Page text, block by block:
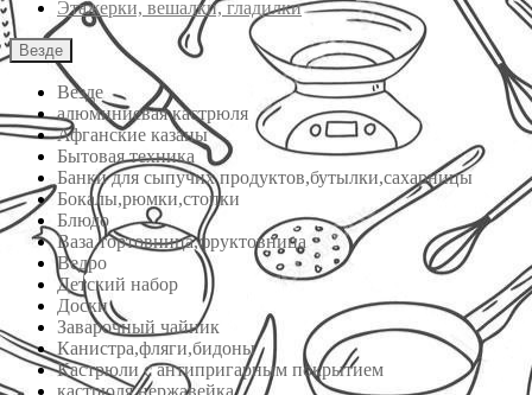
Этажерки, вешалки, гладилки
Везде
Везде
алюминиевая кастрюля
Афганские казаны
Бытовая техника
Банки для сыпучих продуктов,бутылки,сахарницы
Бокалы,рюмки,стопки
Блюдо
Ваза,тортовница,фруктовница
Ведро
Детский набор
Доски
Заварочный чайник
Канистра,фляги,бидоны
Кастрюли с антипригарным покрытием
кастрюля нержавейка